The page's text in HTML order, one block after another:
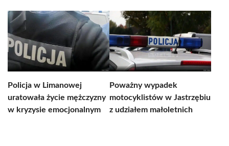
Policja w Limanowej
uratowała życie mężczyzny
w kryzysie emocjonalnym
Poważny wypadek
motocyklistów w Jastrzębiu
z udziałem małoletnich